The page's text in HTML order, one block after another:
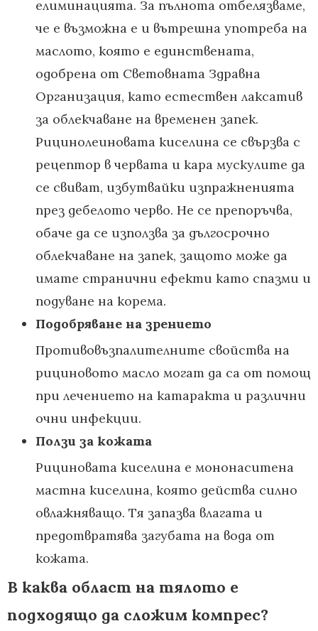
елиминацията. За пълнота отбелязваме,
че е възможна е и вътрешна употреба на
маслото, която е единствената,
одобрена от Световната Здравна
Организация, като естествен лаксатив
за облекчаване на временен запек.
Рицинолеиновата киселина се свързва с
рецептор в червата и кара мускулите да
се свиват, избутвайки изпражненията
през дебелото черво. Не се препоръчва,
обаче да се използва за дългосрочно
облекчаване на запек, защото може да
имате странични ефекти като спазми и
подуване на корема.
Подобряване на зрението
Противовъзпалителните свойства на
рициновото масло могат да са от помощ
при лечението на катаракта и различни
очни инфекции.
Ползи за кожата
Рициновата киселина е мононаситена
мастна киселина, която действа силно
овлажняващо. Тя запазва влагата и
предотвратява загубата на вода от
кожата.
В каква област на тялото е
подходящо да сложим компрес?